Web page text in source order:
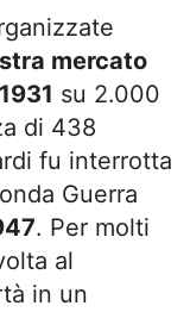
mercato
su 2.000
di 438
fu interrotta
Guerra
. Per molti
al
in un